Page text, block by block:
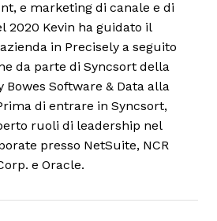
e marketing di canale e di
2020 Kevin ha guidato il
in Precisely a seguito
da parte di Syncsort della
Bowes Software & Data alla
di entrare in Syncsort,
ruoli di leadership nel
presso NetSuite, NCR
e Oracle.